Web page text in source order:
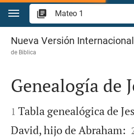
Ir a un contenido
Mateo 1
Nueva Versión
de Biblica

Genealogía de

1 Tabla genealógica de
David, hijo de Abraham: